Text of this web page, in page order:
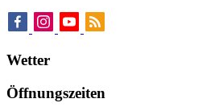
Wetter
Öffnungszeiten